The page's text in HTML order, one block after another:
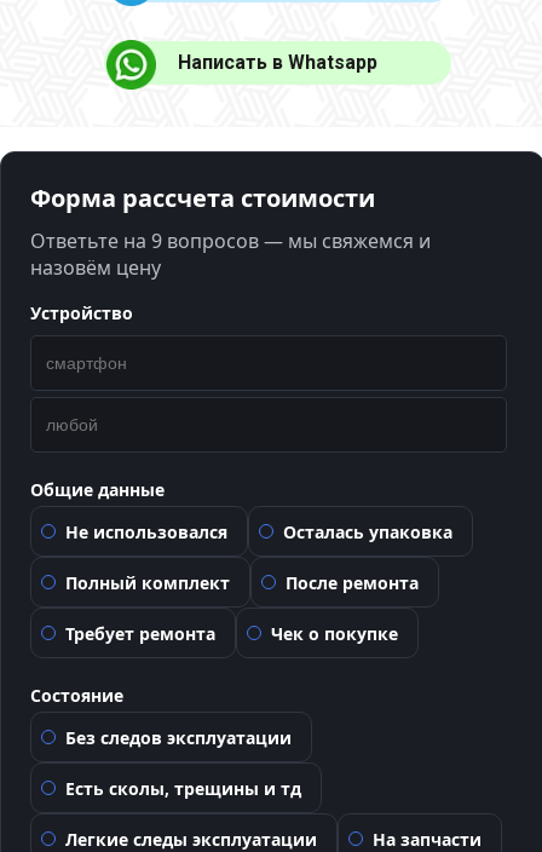
Написать в Whatsapp
Форма рассчета стоимости
Ответьте на 9 вопросов — мы свяжемся и
назовём цену
Устройство
Общие данные
Не использовался
Осталась упаковка
Полный комплект После ремонта
Требует ремонта Чек о покупке
Состояние
Без следов эксплуатации
Есть сколы, трещины и тд
Легкие следы эксплуатации На запчасти